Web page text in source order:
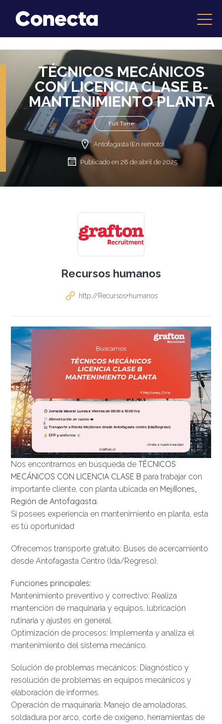
TÉCNICOS MECÁNICOS
CON LICENCIA CLASE B-
MANTENIMIENTO PLANTA
Full Time
Antofagasta (En remoto)
Publicado en 28 de abril de 2025
Recursos humanos
http://Recursos+humanos
Nos encontramos en búsqueda de TÉCNICOS
MECÁNICOS CON LICENCIA CLASE B para trabajar con
importante cliente, con planta ubicada en Mejillones,
Región de Antofagasta.
Si posees experiencia en mantenimiento en planta, esta
es tú oportunidad
Ofrecemos transporte gratuito: Buses de acercamiento
desde Antofagasta Centro (Ida/Regreso).
Funciones principales:
Mantenimiento preventivo y correctivo: Realiza
mantención de maquinaria y equipos, lubricación
rutinaria y ajustes en general.
Optimización de procesos: Implementa y analiza el
mantenimiento del sistema mecánico.
Solución de problemas mecánicos: Diagnóstico y
resolución de problemas en equipos mecánicos y
elaboración de informes.
Operación de maquinaria: Manejo de amoladoras,
soldadura por arco, corte de oxígeno, herramientas de